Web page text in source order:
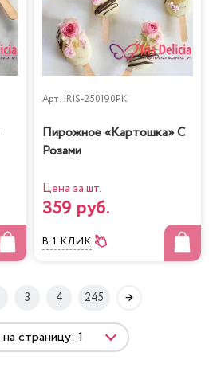
Арт. IRIS-250190PK
Пирожное «Картошка» С
Розами
Цена за шт.
359 руб.
В 1 КЛИК
3 4 245